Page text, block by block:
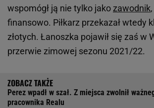
wspomógł ją nie tylko jakozawodnik
finansowo. Piłkarz przekazał wtedy
złotych. Łanoszka pojawił się zaś w
przerwie zimowej sezonu 2021/22.
Perez wpadł w szał. Z miejsca zwolnił
pracownika Realu